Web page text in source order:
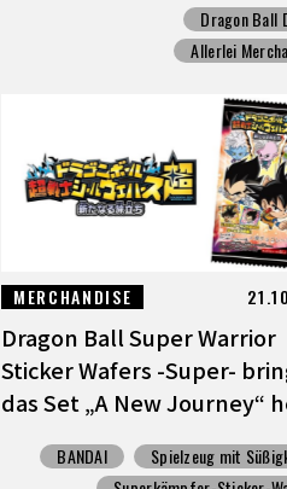
Dragon Ball
Allerlei
MERCHANDISE
Dragon Ball Super Warrior
Sticker Wafers -Super-
das Set „A New Journey“
BANDAI
Spielzeug mit